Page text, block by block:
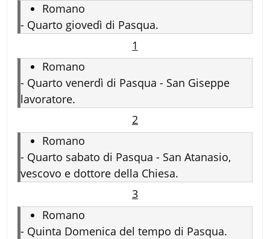
Romano
- Quarto giovedì di Pasqua.
1
Romano
- Quarto venerdì di Pasqua - San Giseppe
lavoratore.
2
Romano
- Quarto sabato di Pasqua - San Atanasio,
vescovo e dottore della Chiesa.
3
Romano
- Quinta Domenica del tempo di Pasqua.